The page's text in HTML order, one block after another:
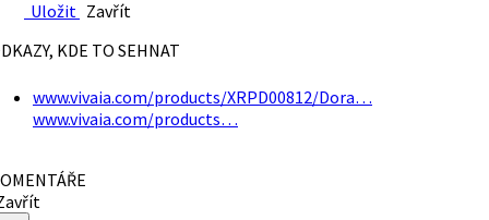
Uložit Zavřít
KDE TO SEHNAT
www.vivaia.com/products/XRPD00812/Dora…
www.vivaia.com/products…